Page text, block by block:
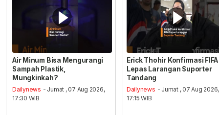
Air Minum Bisa Mengurangi
Sampah Plastik,
Mungkinkah?
Dailynews - Jumat , 07 Aug 2026,
17:30 WIB
Erick Thohir Konfirmasi FIFA
Lepas Larangan Suporter
Tandang
Dailynews - Jumat , 07 Aug 2026,
17:15 WIB